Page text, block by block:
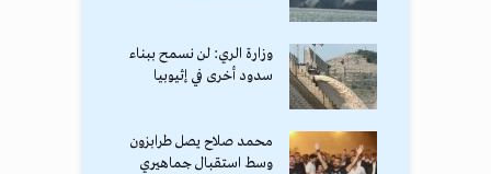
وزارة الري: لن نسمح ببناء
سدود أخرى في إثيوبيا
محمد صلاح يصل طرابزون
وسط استقبال جماهيري